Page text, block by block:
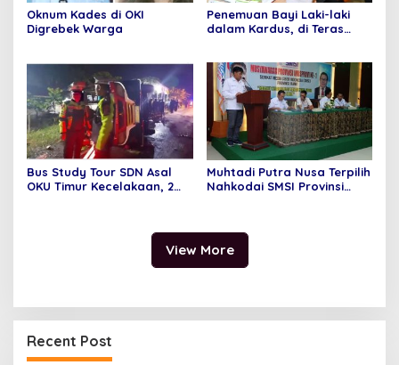
Oknum Kades di OKI
Digrebek Warga
Penemuan Bayi Laki-laki
dalam Kardus, di Teras
Bus Study Tour SDN Asal
OKU Timur Kecelakaan, 2
Muhtadi Putra Nusa Terpilih
Nahkodai SMSI Provinsi
View More
Recent Post